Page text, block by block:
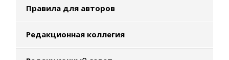
Правила для авторов
Редакционная коллегия